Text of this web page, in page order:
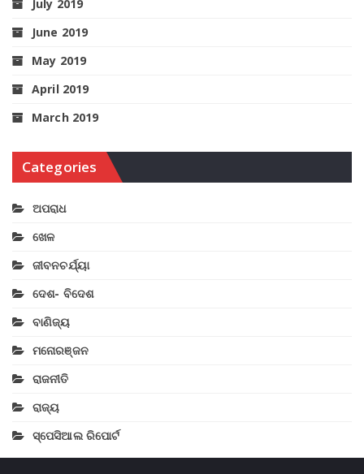
July 2019
June 2019
May 2019
April 2019
March 2019
Categories
ଅପରାଧ
ଖେଳ
ଜୀବନଚର୍ଯ୍ୟା
ଦେଶ- ବିଦେଶ
ବାଣିଜ୍ୟ
ମନୋରଞ୍ଜନ
ରାଜନୀତି
ରାଜ୍ୟ
ସ୍ପେସିଆଲ ରିପୋର୍ଟ